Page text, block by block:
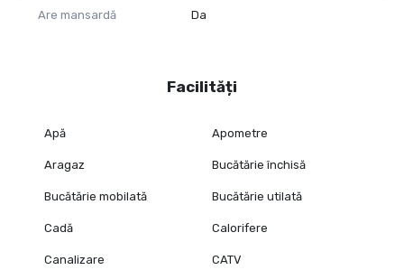
Are mansardă Da
Facilități
Apă Apometre
Aragaz Bucătărie închisă
Bucătărie mobilată Bucătărie utilată
Cadă Calorifere
Canalizare CATV